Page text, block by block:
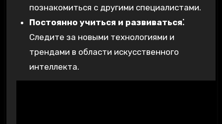
познакомиться с другими специалистами.
Постоянно учиться и развиваться⁚
Следите за новыми технологиями и
трендами в области искусственного
интеллекта.